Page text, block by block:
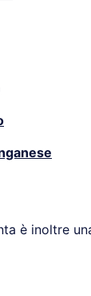
è inoltre